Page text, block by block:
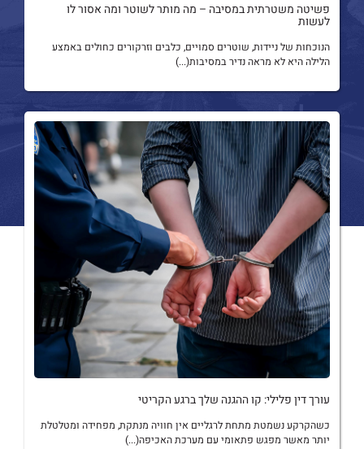
פשיטה משטרתית במסיבה – מה מותר לשוטר ומה אסור לו
לעשות
הנוכחות של ניידות, שוטרים סמויים, כלבים וזרקורים כחולים באמצע
הלילה היא לא מראה נדיר במסיבות(...)
עורך דין פלילי: קו ההגנה שלך ברגע הקריטי
כשהקרקע נשמטת מתחת לרגליים אין חוויה מנתקת, מפחידה ומטלטלת
יותר מאשר מפגש פתאומי עם מערכת האכיפה(...)